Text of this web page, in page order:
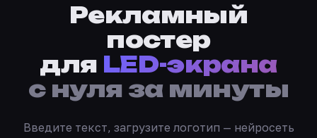
Рекламный
постер
для LED-экрана
с нуля за минуты
Введите текст, загрузите логотип — нейросеть